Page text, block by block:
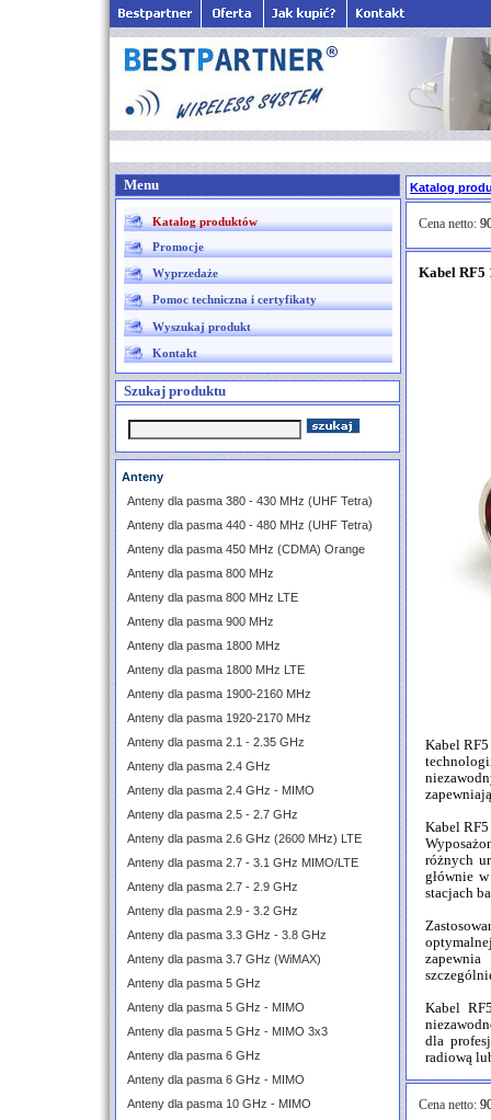
Menu
Katalog produktów
Promocje
Wyprzedaże
Pomoc techniczna i certyfikaty
Wyszukaj produkt
Kontakt
Szukaj produktu
Anteny
Anteny dla pasma 380 - 430 MHz (UHF Tetra)
Anteny dla pasma 440 - 480 MHz (UHF Tetra)
Anteny dla pasma 450 MHz (CDMA) Orange
Anteny dla pasma 800 MHz
Anteny dla pasma 800 MHz LTE
Anteny dla pasma 900 MHz
Anteny dla pasma 1800 MHz
Anteny dla pasma 1800 MHz LTE
Anteny dla pasma 1900-2160 MHz
Anteny dla pasma 1920-2170 MHz
Anteny dla pasma 2.1 - 2.35 GHz
Anteny dla pasma 2.4 GHz
Anteny dla pasma 2.4 GHz - MIMO
Anteny dla pasma 2.5 - 2.7 GHz
Anteny dla pasma 2.6 GHz (2600 MHz) LTE
Anteny dla pasma 2.7 - 3.1 GHz MIMO/LTE
Anteny dla pasma 2.7 - 2.9 GHz
Anteny dla pasma 2.9 - 3.2 GHz
Anteny dla pasma 3.3 GHz - 3.8 GHz
Anteny dla pasma 3.7 GHz (WiMAX)
Anteny dla pasma 5 GHz
Anteny dla pasma 5 GHz - MIMO
Anteny dla pasma 5 GHz - MIMO 3x3
Anteny dla pasma 6 GHz
Anteny dla pasma 6 GHz - MIMO
Anteny dla pasma 10 GHz - MIMO
Katalog
Cena netto:
Kabel RF5
Kabel
Kabel
różnych
głównie
stacjach
Kabel
dla
radiową
Cena netto: